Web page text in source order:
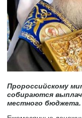
Пророссийскому
собираются
местного бюджета.